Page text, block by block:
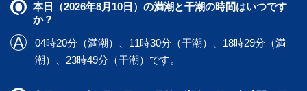
本日（2026年8月10日）の満潮と干潮の時間はいつです
か？
04時20分（満潮）、11時30分（干潮）、18時29分（満
潮）、23時49分（干潮）です。